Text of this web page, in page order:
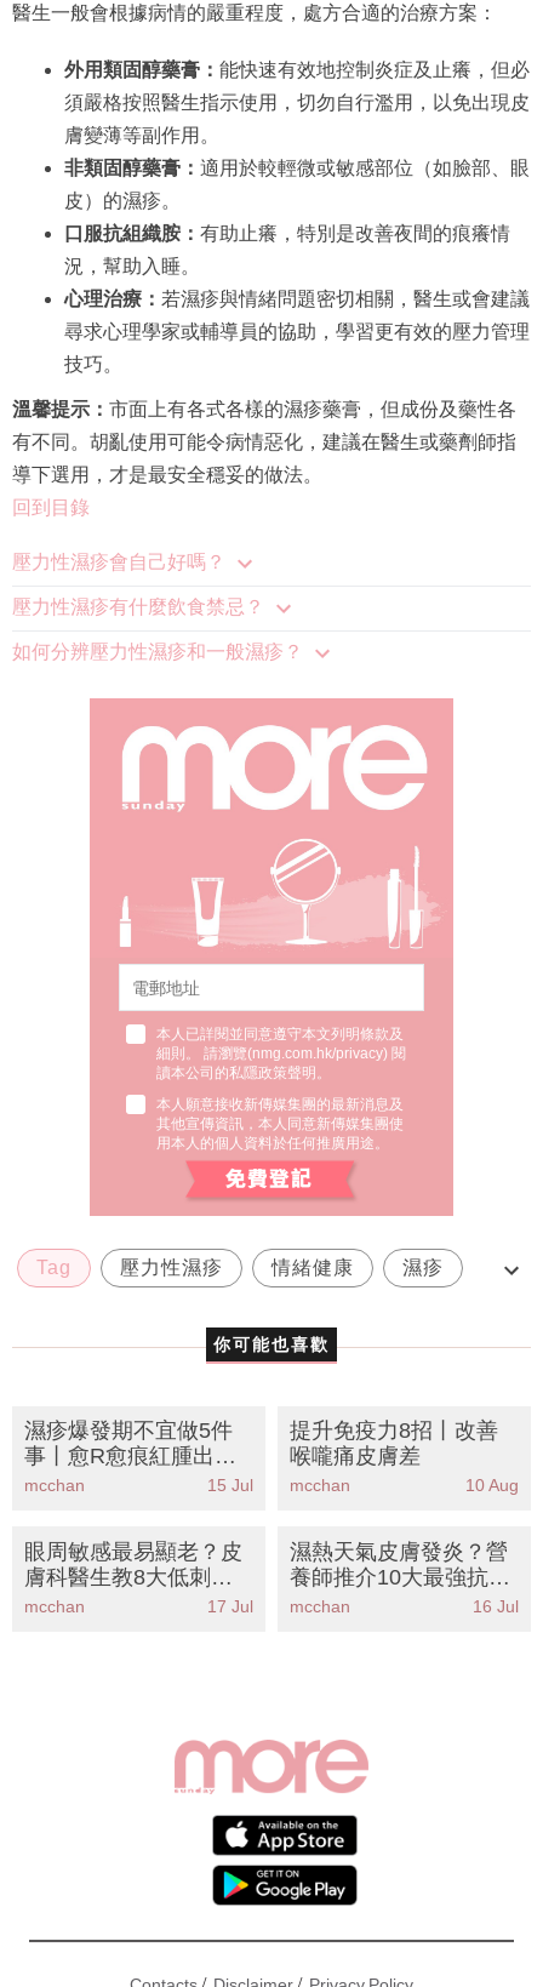
醫生一般會根據病情的嚴重程度，處方合適的治療方案：
外用類固醇藥膏： 能快速有效地控制炎症及止癢，但必
須嚴格按照醫生指示使用，切勿自行濫用，以免出現皮
膚變薄等副作用。
非類固醇藥膏： 適用於較輕微或敏感部位（如臉部、眼
皮）的濕疹。
口服抗組織胺： 有助止癢，特別是改善夜間的痕癢情
況，幫助入睡。
心理治療： 若濕疹與情緒問題密切相關，醫生或會建議
尋求心理學家或輔導員的協助，學習更有效的壓力管理
技巧。
溫馨提示： 市面上有各式各樣的濕疹藥膏，但成份及藥性各
有不同。胡亂使用可能令病情惡化，建議在醫生或藥劑師指
導下選用，才是最安全穩妥的做法。
回到目錄
壓力性濕疹會自己好嗎？
壓力性濕疹有什麼飲食禁忌？
如何分辨壓力性濕疹和一般濕疹？
本人已詳閱並同意遵守本文列明條款及
細則。 請瀏覽(nmg.com.hk/privacy) 閱
讀本公司的私隱政策聲明。
本人願意接收新傳媒集團的最新消息及
其他宣傳資訊，本人同意新傳媒集團使
用本人的個人資料於任何推廣用途。
Tag 壓力性濕疹 情緒健康 濕疹
你可能也喜歡
濕疹爆發期不宜做5件
事丨愈R愈痕紅腫出
水？皮膚科醫生中醫聯
mcchan 15 Jul
提升免疫力8招丨改善
喉嚨痛皮膚差
mcchan 10 Aug
眼周敏感最易顯老？皮
膚科醫生教8大低刺激
保養成分丨KO眼紋紅腫
mcchan 17 Jul
濕熱天氣皮膚發炎？營
養師推介10大最強抗炎
食物丨附食譜KO濕疹敏
mcchan 16 Jul